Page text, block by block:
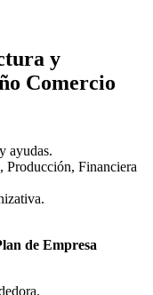
y
Comercio
ayudas.
Producción, Financiera
de Empresa